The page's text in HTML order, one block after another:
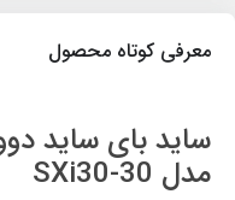
معرفی کوتاه محصول
مدل SXi30-30